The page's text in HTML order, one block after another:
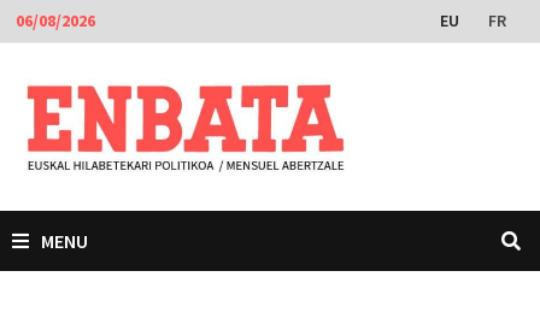
Skip
to
content
06/08/2026 EU FR
MENU